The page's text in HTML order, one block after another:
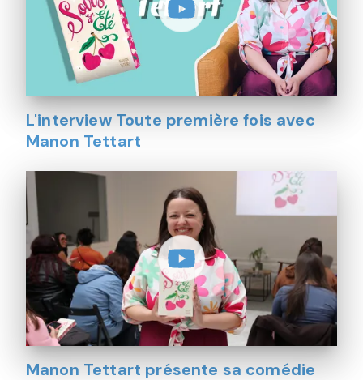
L'interview Toute première fois avec
Manon Tettart
Manon Tettart présente sa comédie